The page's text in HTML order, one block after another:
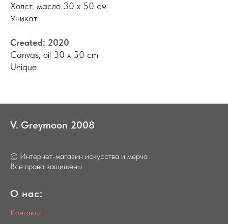
Холст, масло 30 х 50 см
Уникат
Created: 2020
Canvas, oil 30 x 50 cm
Unique
V. Greymoon 2008
© Интернет-магазин искусства и мерча
Все права защищены
О нас:
Контакты